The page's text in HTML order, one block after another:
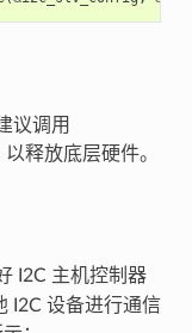
议调用
释放底层硬件。
I2C 主机控制器
I2C 设备进行通信